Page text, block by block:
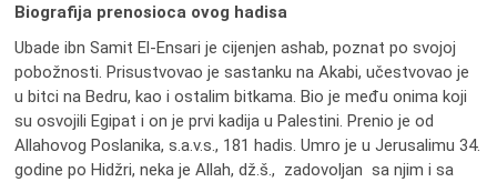
Biografija prenosioca ovog hadisa
Ubade ibn Samit El-Ensari je cijenjen ashab, poznat po svojoj
pobožnosti. Prisustvovao je sastanku na Akabi, učestvovao je
u bitci na Bedru, kao i ostalim bitkama. Bio je među onima koji
su osvojili Egipat i on je prvi kadija u Palestini. Prenio je od
Allahovog Poslanika, s.a.v.s., 181 hadis. Umro je u Jerusalimu 34.
godine po Hidžri, neka je Allah, dž.š., zadovoljan sa njim i sa